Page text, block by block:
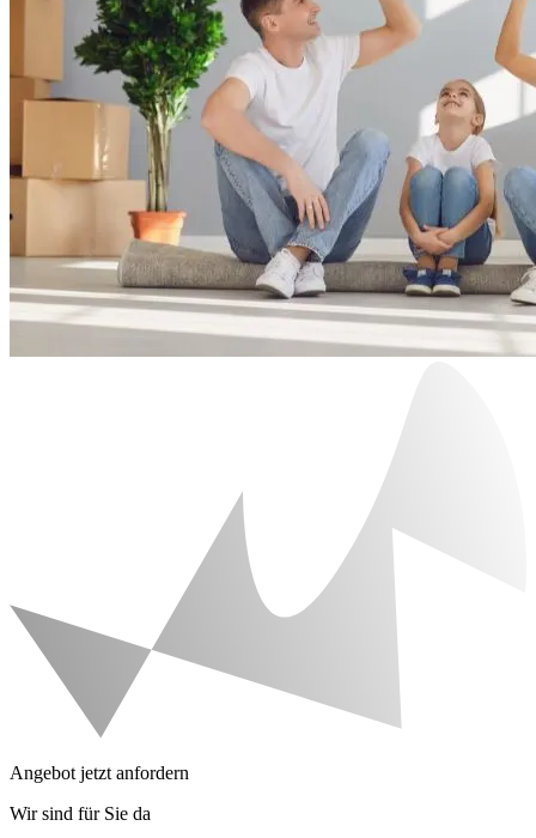
Angebot jetzt anfordern
Wir sind für Sie da